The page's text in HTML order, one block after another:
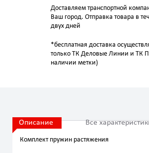
Доставляем транспортной
Ваш город. Отправка товара в
двух дней
*бесплатная доставка
только ТК Деловые Линии и ТК
наличии метки)
Описание Все
Комплект пружин растяжения